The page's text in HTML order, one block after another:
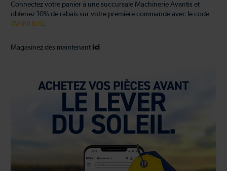
Connectez votre panier à une succursale Machinerie Avantis et
obtenez 10% de rabais sur votre première commande avec le code
AVANTIS10
Magasinez dès maintenant ici